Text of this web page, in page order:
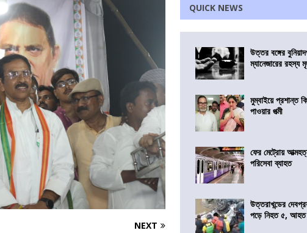
NEXT
QUICK NEWS
উত্তর বঙ্গের
ম্যানেজারের রহস্য
মুম্বাইয়ে প্রশান্ত
পাওয়ার পত্মী
ফের মেট্রোয়
পরিসেবা ব্যাহত
উত্তরাখন্ডের
পড়ে নিহত ৫,